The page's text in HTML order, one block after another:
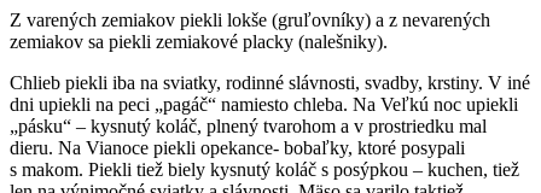
Z varených zemiakov piekli lokše (gruľovníky) a z nevarených
zemiakov sa piekli zemiakové placky (nalešniky).
Chlieb piekli iba na sviatky, rodinné slávnosti, svadby, krstiny. V iné
dni upiekli na peci „pagáč“ namiesto chleba. Na Veľkú noc upiekli
„pásku“ – kysnutý koláč, plnený tvarohom a v prostriedku mal
dieru. Na Vianoce piekli opekance- bobaľky, ktoré posypali
s makom. Piekli tiež biely kysnutý koláč s posýpkou – kuchen, tiež